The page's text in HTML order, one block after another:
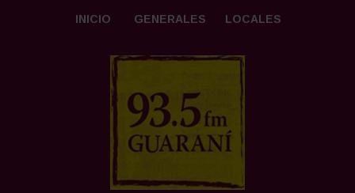
INICIO GENERALES LOCALES